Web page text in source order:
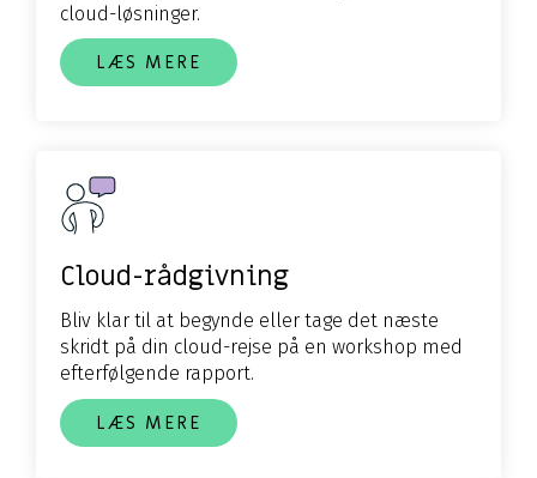
cloud-løsninger.
LÆS MERE
Cloud-rådgivning
Bliv klar til at begynde eller tage det næste
skridt på din cloud-rejse på en workshop med
efterfølgende rapport.
LÆS MERE